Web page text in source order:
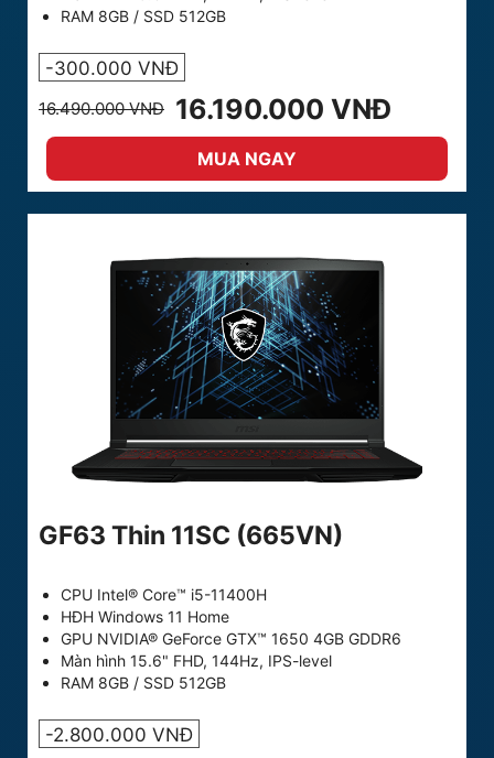
RAM 8GB / SSD 512GB
-300.000 VNĐ
16.490.000 VNĐ 16.190.000 VNĐ
MUA NGAY
GF63 Thin 11SC (665VN)
CPU Intel® Core™ i5-11400H
HĐH Windows 11 Home
GPU NVIDIA® GeForce GTX™ 1650 4GB GDDR6
Màn hình 15.6" FHD, 144Hz, IPS-level
RAM 8GB / SSD 512GB
-2.800.000 VNĐ